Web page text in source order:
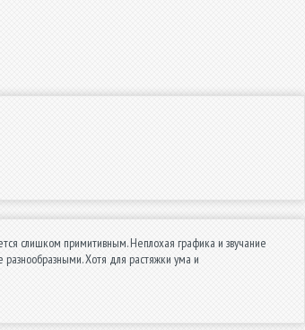
слишком примитивным. Неплохая графика и звучание
разнообразными. Хотя для растяжки ума и